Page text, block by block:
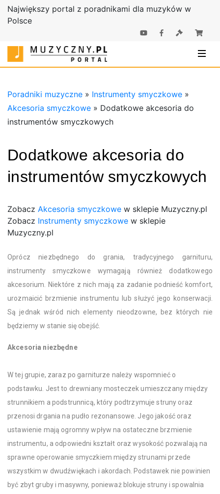
Największy portal z poradnikami dla muzyków w
Polsce
Sklep
muzyczne |
Poradniki muzyczne » Instrumenty smyczkowe »
Akcesoria smyczkowe » Dodatkowe akcesoria do
instrumentów smyczkowych
Dodatkowe akcesoria do
instrumentów smyczkowych
Zobacz Akcesoria smyczkowe w sklepie Muzyczny.pl
Zobacz Instrumenty smyczkowe w sklepie
Muzyczny.pl
Oprócz niezbędnego do grania, tradycyjnego garnituru,
instrumenty smyczkowe wymagają również dodatkowego
akcesorium. Niektóre z nich mają za zadanie podnieść komfort,
urozmaicić brzmienie instrumentu lub służyć jego konserwacji.
Są jednak wśród nich elementy nieodzowne, bez których nie
będziemy w stanie się obejść.
Akcesoria niezbędne
W tej grupie, zaraz po garniturze należy wspomnieć o
podstawku. Jest to drewniany mosteczek umieszczany między
strunnikiem a podstrunnicą, który podtrzymuje struny oraz
przenosi drgania na pudło rezonansowe. Jego jakość oraz
ustawienie mają ogromny wpływ na ostateczne brzmienie
instrumentu, a odpowiedni kształt oraz wysokość pozwalają na
sprawne operowanie smyczkiem między strunami przede
wszystkim w dwudźwiękach i akordach. Podstawek nie powinien
być zbyt gruby i masywny, ponieważ blokuje struny i spowalnia